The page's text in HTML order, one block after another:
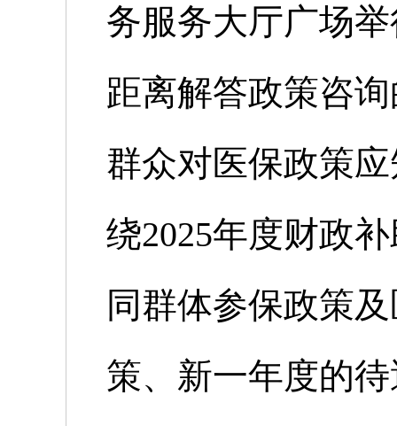
务服务大厅广场
距离解答政策咨
群众对医保政策
绕2025年度财政
同群体参保政策
策、新一年度的